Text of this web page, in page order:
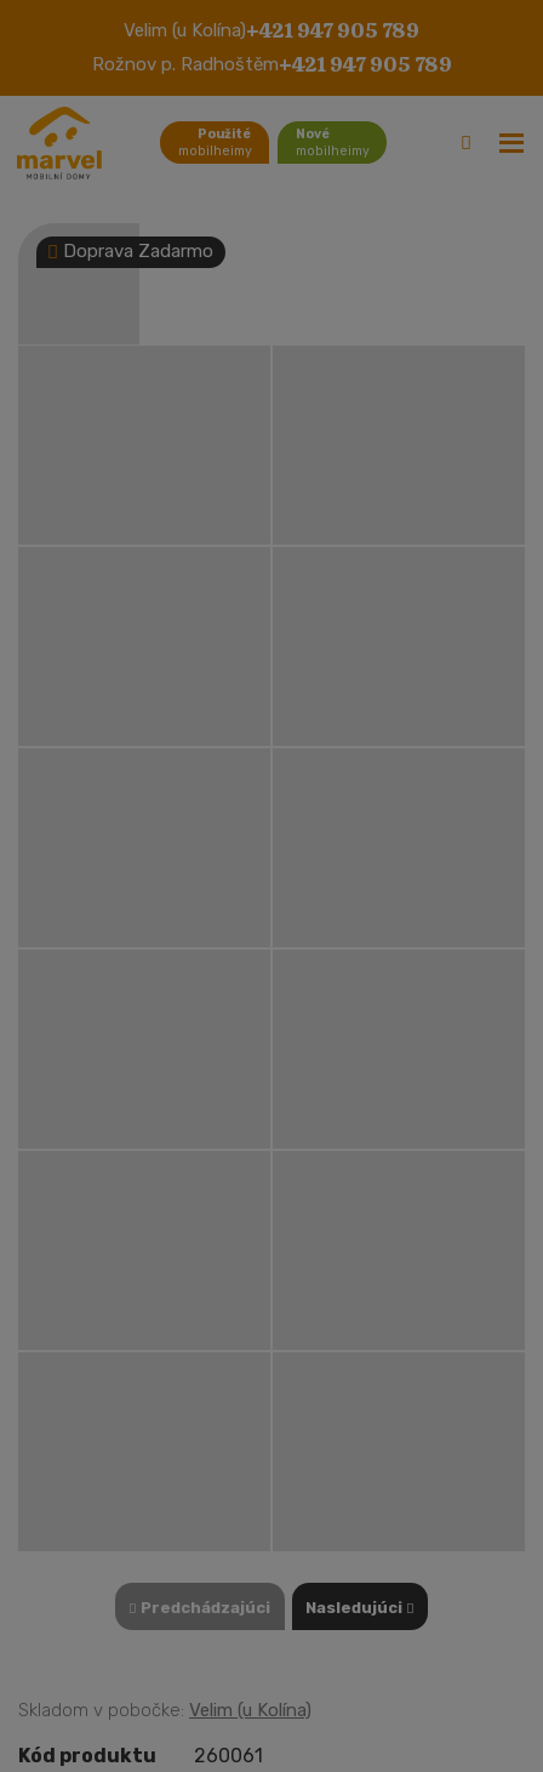
Velim (u Kolína)+421 947 905 789
Rožnov p. Radhoštěm+421 947 905 789
Použité
mobilheimy
Nové
mobilheimy
Atlas Moonstone
Doprava Zadarmo
Predchádzajúci Nasledujúci
Skladom v pobočke: Velim (u Kolína)
Kód produktu 260061